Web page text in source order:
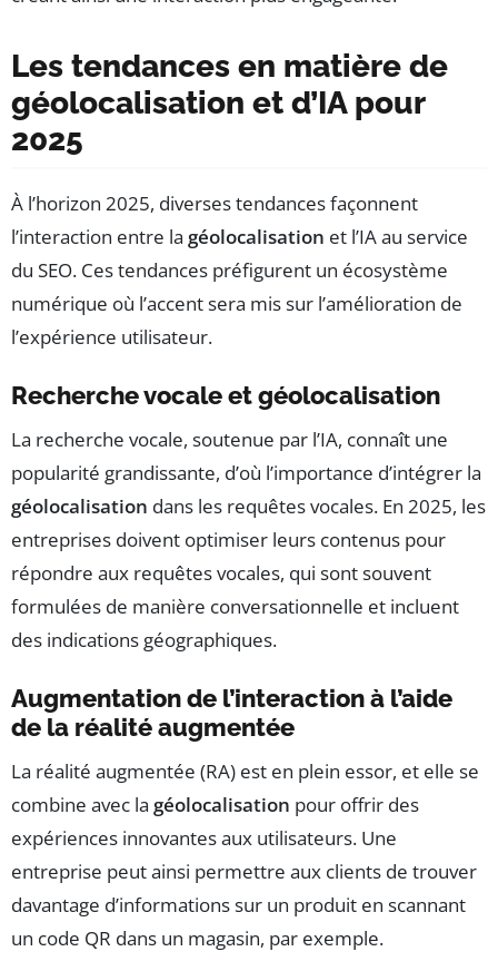
Les tendances en matière de
géolocalisation et d’IA pour
2025
À l’horizon 2025, diverses tendances façonnent
l’interaction entre la géolocalisation et l’IA au service
du SEO. Ces tendances préfigurent un écosystème
numérique où l’accent sera mis sur l’amélioration de
l’expérience utilisateur.
Recherche vocale et géolocalisation
La recherche vocale, soutenue par l’IA, connaît une
popularité grandissante, d’où l’importance d’intégrer la
géolocalisation dans les requêtes vocales. En 2025, les
entreprises doivent optimiser leurs contenus pour
répondre aux requêtes vocales, qui sont souvent
formulées de manière conversationnelle et incluent
des indications géographiques.
Augmentation de l’interaction à l’aide
de la réalité augmentée
La réalité augmentée (RA) est en plein essor, et elle se
combine avec la géolocalisation pour offrir des
expériences innovantes aux utilisateurs. Une
entreprise peut ainsi permettre aux clients de trouver
davantage d’informations sur un produit en scannant
un code QR dans un magasin, par exemple.